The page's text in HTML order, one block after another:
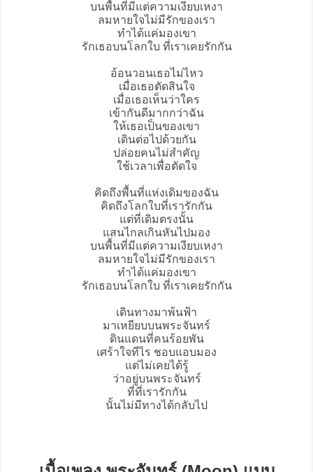
บนพื้นที่มีแต่ความเงียบเหงา
ลมหายใจไม่มีรักของเรา
ทำได้แค่มองเขา
รักเธอบนโลกใบ ที่เราเคยรักกัน
อ้อนวอนเธอไม่ไหว
เมื่อเธอตัดสินใจ
เมื่อเธอเห็นว่าใคร
เข้ากันดีมากกว่าฉัน
ให้เธอเป็นของเขา
เดินต่อไปด้วยกัน
ปล่อยคนไม่สำคัญ
ใช้เวลาเพื่อตัดใจ
คิดถึงพื้นที่แห่งเดิมของฉัน
คิดถึงโลกใบที่เรารักกัน
แต่ที่เดิมตรงนั้น
แสนไกลเกินหันไปมอง
บนพื้นที่มีแต่ความเงียบเหงา
ลมหายใจไม่มีรักของเรา
ทำได้แค่มองเขา
รักเธอบนโลกใบ ที่เราเคยรักกัน
เดินทางมาพ้นฟ้า
มาเหยียบบนพระจันทร์
ดินแดนที่คนร้อยพัน
เศร้าใจทีไร ชอบแอบมอง
แต่ไม่เคยได้รู้
ว่าอยู่บนพระจันทร์
ที่ที่เรารักกัน
นั้นไม่มีทางได้กลับไป